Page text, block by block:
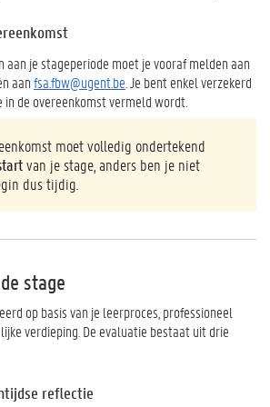
aan je stageperiode moet je vooraf melden aan
aanfsa.fbw@ugent.be . Je bent enkel verzekerd
de overeenkomst vermeld wordt.
moet volledig ondertekend
van je stage, anders ben je niet
dus tijdig.
stage
op basis van je leerproces, professioneel
verdieping. De evaluatie bestaat uit drie
reflectie